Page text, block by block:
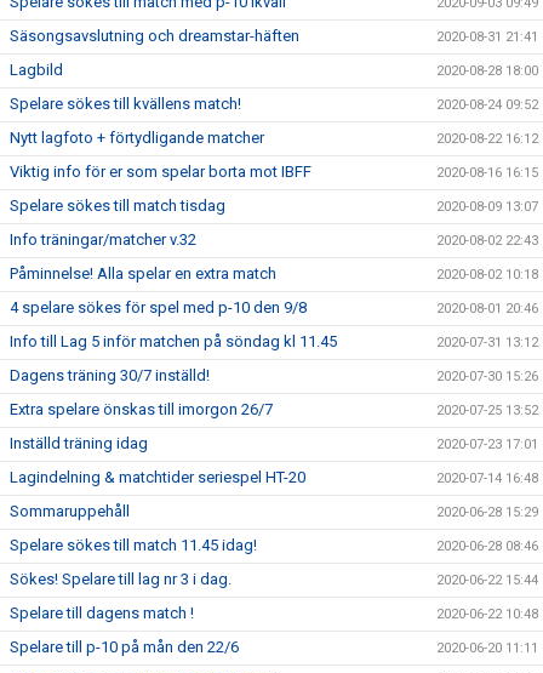
Säsongsavslutning och dreamstar-häften 2020-08-31 21:41
Lagbild 2020-08-28 18:00
Spelare sökes till kvällens match! 2020-08-24 09:52
Nytt lagfoto + förtydligande matcher 2020-08-22 16:12
Viktig info för er som spelar borta mot IBFF 2020-08-16 16:15
Spelare sökes till match tisdag 2020-08-09 13:07
Info träningar/matcher v.32 2020-08-02 22:43
Påminnelse! Alla spelar en extra match 2020-08-02 10:18
4 spelare sökes för spel med p-10 den 9/8 2020-08-01 20:46
Info till Lag 5 inför matchen på söndag kl 11.45 2020-07-31 13:12
Dagens träning 30/7 inställd! 2020-07-30 15:26
Extra spelare önskas till imorgon 26/7 2020-07-25 13:52
Inställd träning idag 2020-07-23 17:01
Lagindelning & matchtider seriespel HT-20 2020-07-14 16:48
Sommaruppehåll 2020-06-28 15:29
Spelare sökes till match 11.45 idag! 2020-06-28 08:46
Sökes! Spelare till lag nr 3 i dag. 2020-06-22 15:44
Spelare till dagens match ! 2020-06-22 10:48
Spelare till p-10 på mån den 22/6 2020-06-20 11:11